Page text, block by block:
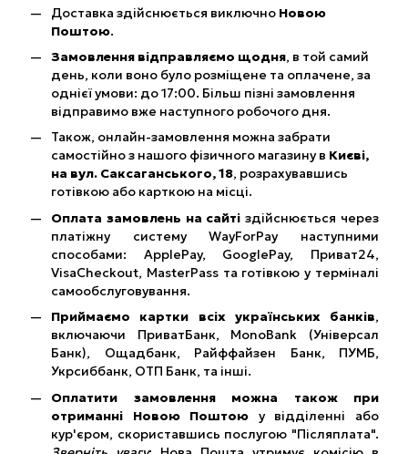
Доставка здійснюється виключно Новою
Поштою.
Замовлення відправляємо щодня, в той самий
день, коли воно було розміщене та оплачене, за
однієї умови: до 17:00. Більш пізні замовлення
відправимо вже наступного робочого дня.
Також, онлайн-замовлення можна забрати
самостійно з нашого фізичного магазину в Києві,
на вул. Саксаганського, 18, розрахувавшись
готівкою або карткою на місці.
Оплата замовлень на сайтіздійснюється через
платіжну систему WayForPay наступними
способами: ApplePay, GooglePay, Приват24,
VisaCheckout, MasterPass та готівкою у терміналі
самообслуговування.
Приймаємо картки всіх українських банків,
включаючи ПриватБанк, MonoBank (Універсал
Банк), Ощадбанк, Райффайзен Банк, ПУМБ,
Укрсиббанк, ОТП Банк, та інші.
Оплатити замовлення можна також при
отриманні Новою Поштою у відділенні або
кур'єром, скориставшись послугою "Післяплата".